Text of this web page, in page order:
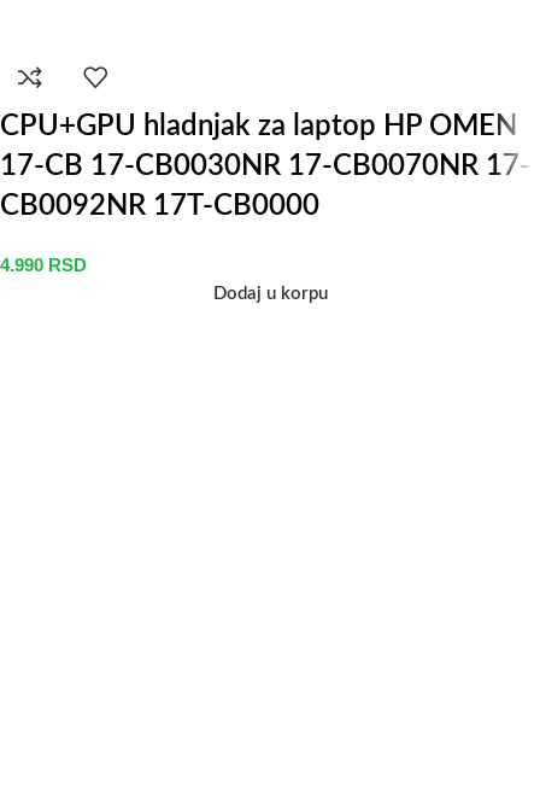
CPU+GPU hladnjak za laptop HP OMEN
17-CB 17-CB0030NR 17-CB0070NR 17-
CB0092NR 17T-CB0000
4.990 RSD
Dodaj u korpu